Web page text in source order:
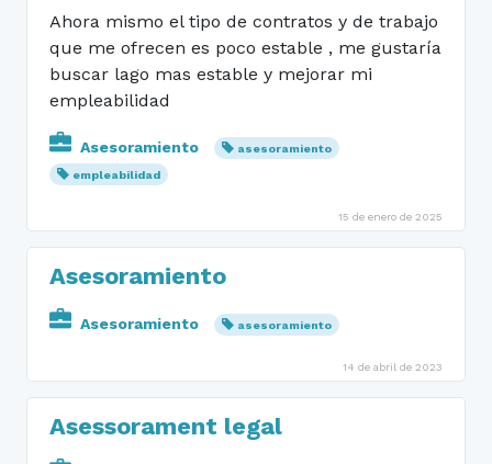
Ahora mismo el tipo de contratos y de trabajo
que me ofrecen es poco estable , me gustaría
buscar lago mas estable y mejorar mi
empleabilidad
Asesoramiento
asesoramiento
empleabilidad
15 de enero de 2025
Asesoramiento
Asesoramiento asesoramiento
14 de abril de 2023
Asessorament legal